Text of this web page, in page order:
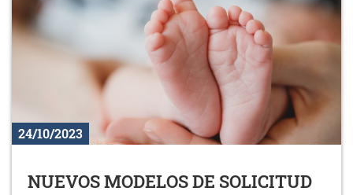
24/10/2023
NUEVOS MODELOS DE SOLICITUD